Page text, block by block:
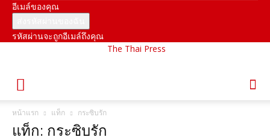
อีเมล์ของคุณ
รหัสผ่านจะถูกอีเมล์ถึงคุณ
The Thai Press
หน้าแรก แท็ก กระซิบรัก
แท็ก: กระซิบรัก